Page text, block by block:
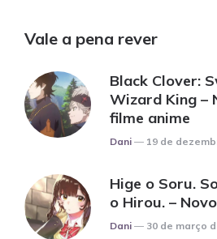
Vale a pena rever
Black Clover:
Wizard King –
filme anime
Posted
Dani 19 de
Hige o Soru.
o Hirou. –
Posted
Dani 30 de março